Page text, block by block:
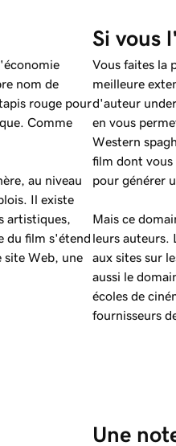
nom de
rouge pour
Comme
au niveau
Il existe
artistiques,
du film s'étend
site Web, une
Si vous
Vous faites la
meilleure
d'auteur
en vous
Western
film dont vous
pour générer
Mais ce
leurs auteurs.
aux sites sur
aussi le
écoles de
fournisseurs
Une